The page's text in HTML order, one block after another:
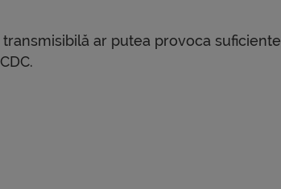
ar putea provoca suficiente